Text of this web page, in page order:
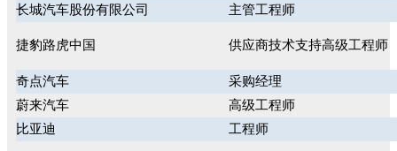
长城汽车股份有限公司
主管工程师
捷豹路虎中国 供应商技术支持高级工程师
奇点汽车
采购经理
蔚来汽车
高级工程师
比亚迪
工程师